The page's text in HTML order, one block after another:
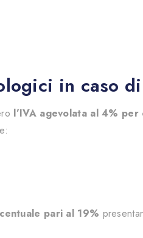
in caso
l’IVA agevolata al 4%
pari al 19%